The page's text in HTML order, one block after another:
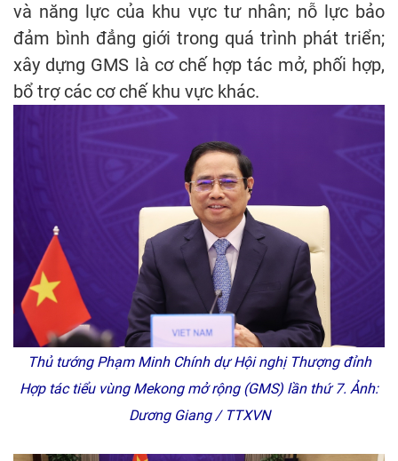
và năng lực của khu vực tư nhân; nỗ lực bảo
đảm bình đẳng giới trong quá trình phát triển;
xây dựng GMS là cơ chế hợp tác mở, phối hợp,
bổ trợ các cơ chế khu vực khác.
Thủ tướng Phạm Minh Chính dự Hội nghị Thượng đỉnh
Hợp tác tiểu vùng Mekong mở rộng (GMS) lần thứ 7. Ảnh:
Dương Giang / TTXVN